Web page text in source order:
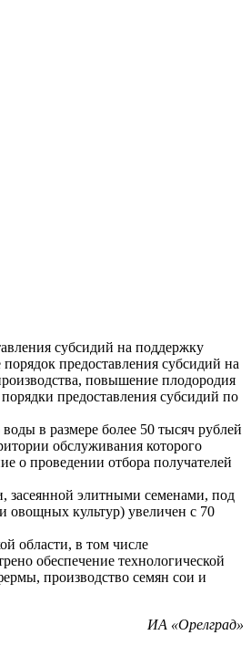
субсидий на поддержку
предоставления субсидий на
повышение плодородия
предоставления субсидий по
в размере более 50 тысяч рублей
обслуживания которого
о проведении отбора получателей
засеянной элитными семенами, под
овощных культур) увеличен с 70
области, в том числе
обеспечение технологической
производство семян сои и
ИА «Орелград»